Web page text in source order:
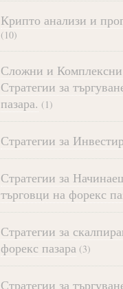
Крипто анализи и
(10)
Сложни и
Стратегии за
пазара. (1)
Стратегии за
Стратегии за
търговци на форекс
Стратегии за
форекс пазара (3)
Стратегии за